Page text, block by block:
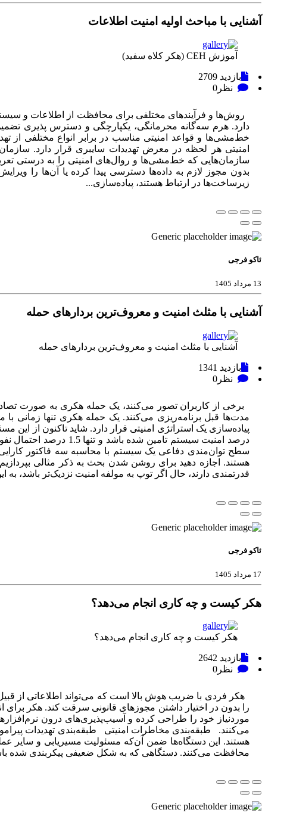
آشنایی با مباحث اولیه امنیت اطلاعات
آموزش CEH (هکر کلاه سفید)
بازدید 2709
نظر 0
روش‌ها و فرآیندهای مختلفی برای محافظت از اطلاعات و
دارد. هرم سه‌گانه محرمانگی، یکپارچگی و دسترس پذیری
خط‌مشی‌ها و قواعد امنیتی مناسب در برابر انواع مختلفی
امنیتی هر لحظه در معرض تهدیدات سایبری قرار دارد.
سازمان‌هایی که خط‌مشی‌ها و روال‌های امنیتی را به درستی
بدون مجوز لازم به داده‌ها دسترسی پیدا کرده یا آن‌ها را
زیرساخت‌ها در ارتباط هستند، پیاده‌سازی...
ئاکو فرجی
13 مرداد 1405
آشنایی با مثلث امنیت و معروف‌ترین بردارهای حمله
آشنایی با مثلث امنیت و معروف‌ترین بردارهای حمله
بازدید 1341
نظر 0
برخی از کاربران تصور می‌کنند، یک حمله هکری به صورت
مدت‌ها قبل برنامه‌ریزی می‌کنند. یک حمله هکری تنها زمانی
درصد امنیت سیستم
هستند. اجازه دهید برای روشن شدن بحث به ذکر مثالی
قدرتمندی دارند، حال اگر توپ به مولفه امنیت نزدیک‌تر باشد، به
ئاکو فرجی
17 مرداد 1405
هکر کیست و چه کاری انجام می‌دهد؟
هکر کیست و چه کاری انجام می‌دهد؟
بازدید 2642
نظر 0
هکر فردی با ضریب هوش بالا است که می‌تواند اطلاعاتی از
را بدون در اختیار داشتن مجوزهای قانونی سرقت کند. هکر برای
موردنیاز خود را طراحی کرده و آسیب‌پذیری‌های درون
می‌کنند. طبقه‌بندی مخاطرات امنیتی طبقه‌بندی تهدیدات
هستند. این دستگاه‌ها ضمن آن‌که مسئولیت مسیریابی و سایر
محافظت می‌کنند. دستگاهی که به شکل ضعیفی پیکربندی شده